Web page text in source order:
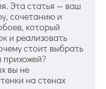
Эта статья — ваш
сочетанию и
который
и реализовать
стоит выбрать
вы не
на стенах